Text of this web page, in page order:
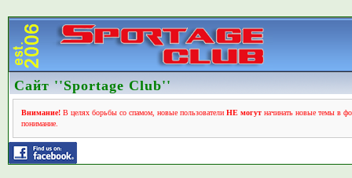
Сайт ''Sportage Club''
Внимание!В целях борьбы со спамом, новые пользователи НЕ могутначинать новые темы в
понимание.